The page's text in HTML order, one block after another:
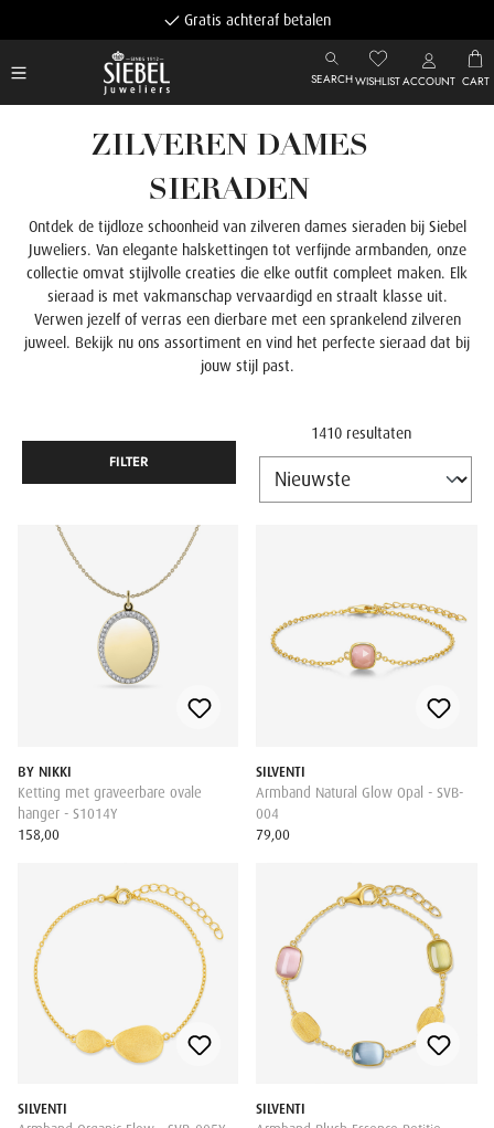
Gratis achteraf betalen
SEARCHWISHLISTACCOUNT CART
ZILVEREN DAMES
SIERADEN
Ontdek de tijdloze schoonheid van zilveren dames sieraden bij Siebel
Juweliers. Van elegante halskettingen tot verfijnde armbanden, onze
collectie omvat stijlvolle creaties die elke outfit compleet maken. Elk
sieraad is met vakmanschap vervaardigd en straalt klasse uit.
Verwen jezelf of verras een dierbare met een sprankelend zilveren
juweel. Bekijk nu ons assortiment en vind het perfecte sieraad dat bij
jouw stijl past.
FILTER
1410 resultaten
BY NIKKI
Ketting met graveerbare ovale
hanger - S1014Y
158,00
SILVENTI
Armband Natural Glow Opal - SVB-
004
79,00
SILVENTI
SILVENTI